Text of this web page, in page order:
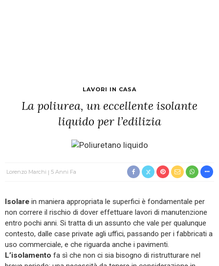
LAVORI IN CASA
La poliurea, un eccellente isolante
liquido per l’edilizia
Lorenzo Marchi 5 Anni Fa
Isolare in maniera appropriata le superfici è fondamentale per
non correre il rischio di dover effettuare lavori di manutenzione
entro pochi anni. Si tratta di un assunto che vale per qualunque
contesto, dalle case private agli uffici, passando per i fabbricati a
uso commerciale, e che riguarda anche i pavimenti.
L’isolamento fa sì che non ci sia bisogno di ristrutturare nel